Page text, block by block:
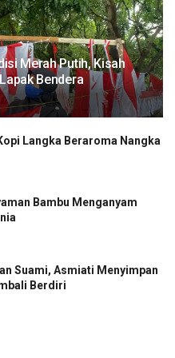
Merah Putih, Kisah
Bendera
Langka Beraroma Nangka
Bambu Menganyam
Suami, Asmiati Menyimpan
Berdiri